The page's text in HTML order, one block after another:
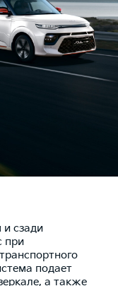
сзади
при
подает
а также